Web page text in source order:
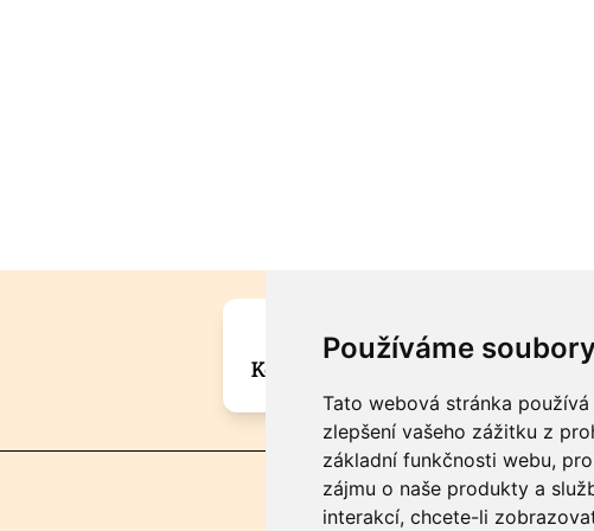
Používáme
Tato webová stránka
zlepšení vašeho zážitku z
základní funkčnosti webu,
zájmu o naše produkty a
interakcí, chcete-li
Máte zajímavou informaci?
Kontaktujte šéfredaktora Martina